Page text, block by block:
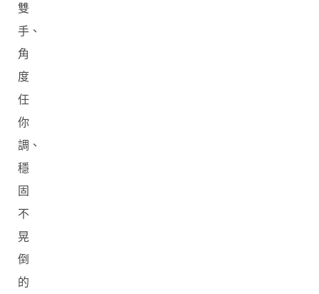
雙
手、
角
度
任
你
調、
穩
固
不
晃
倒
的